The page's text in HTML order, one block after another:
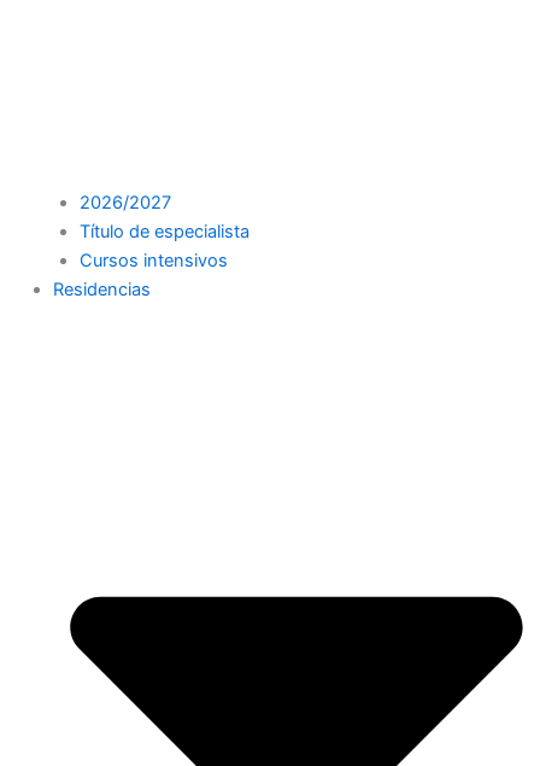
2026/2027
Título de especialista
Cursos intensivos
Residencias